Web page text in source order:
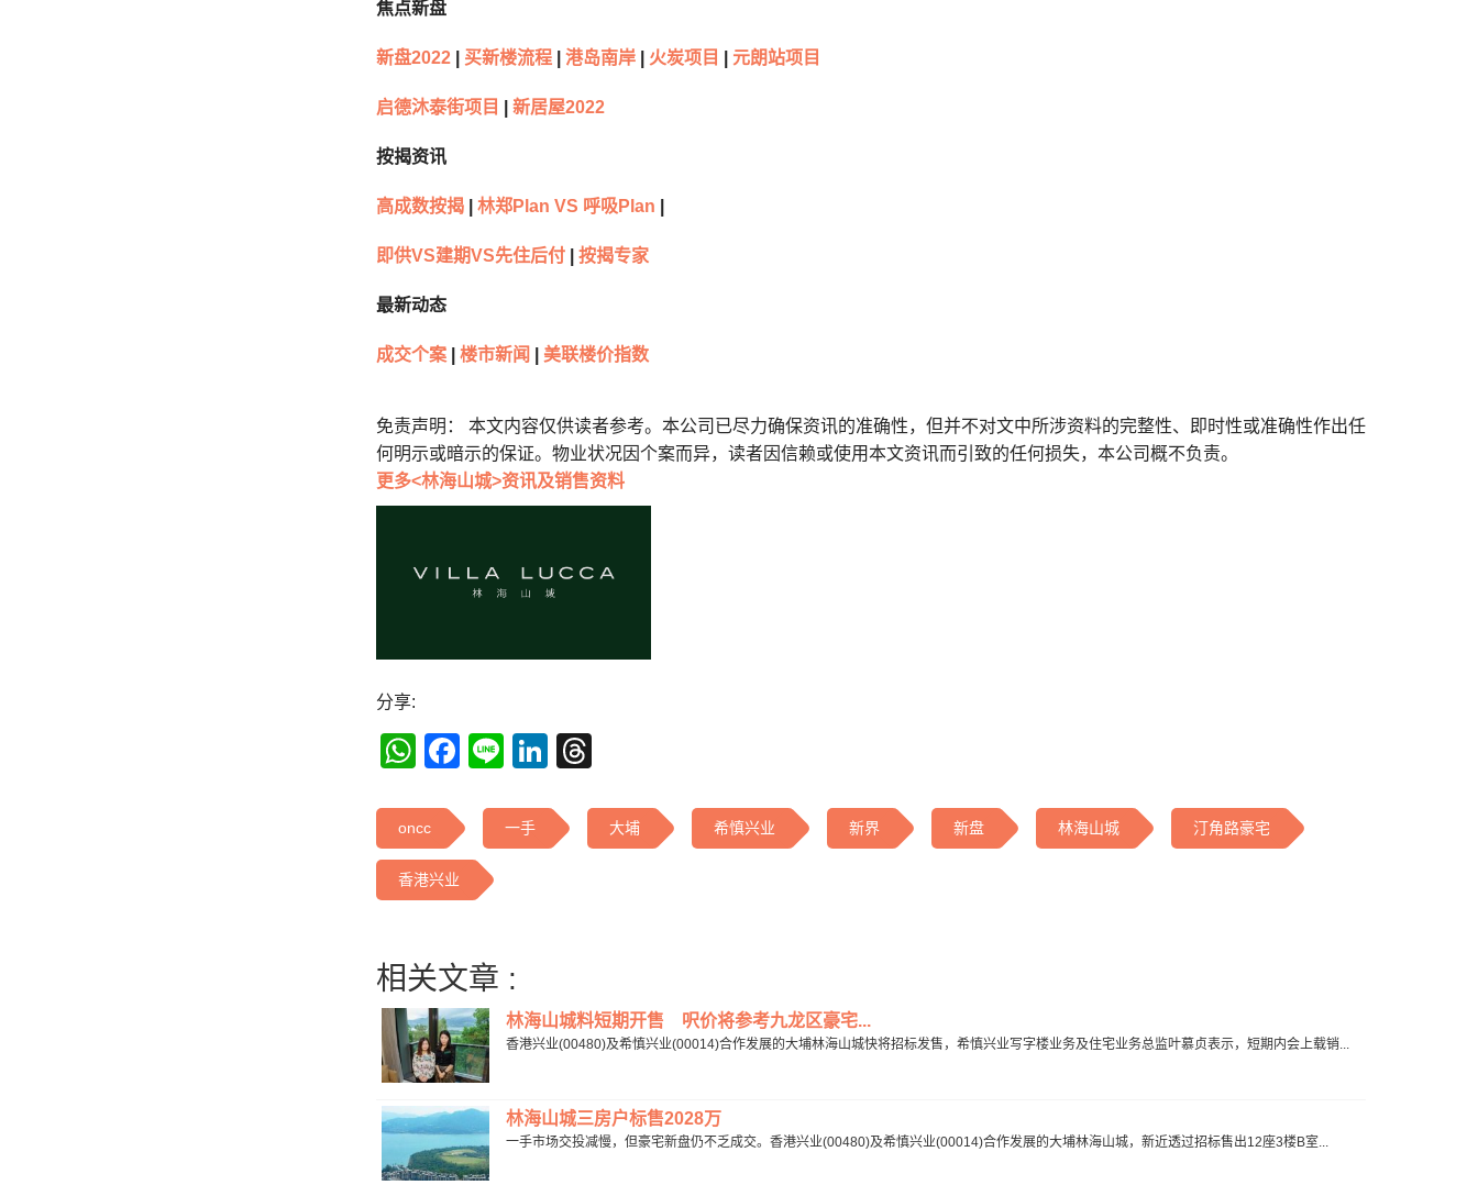
焦点新盘
新盘2022 买新楼流程 港岛南岸 火炭项目 元朗站项目
启德沐泰街项目 新居屋2022
按揭资讯
高成数按揭 林郑Plan VS 呼吸Plan
即供VS建期VS先住后付 按揭专家
最新动态
成交个案 楼市新闻 美联楼价指数
免责声明： 本文内容仅供读者参考。本公司已尽力确保资讯的准确性，但并不对文中所涉资料的完整性、即时性或准确性作出任
何明示或暗示的保证。物业状况因个案而异，读者因信赖或使用本文资讯而引致的任何损失，本公司概不负责。
更多<林海山城>资讯及销售资料
分享:
WhatsApp
Facebook
LineLinkedIn
oncc 一手 大埔 希慎兴业 新界 新盘 林海山城 汀角路豪宅
香港兴业
相关文章 :
林海山城料短期开售 呎价将参考九龙区豪宅...
香港兴业(00480)及希慎兴业(00014)合作发展的大埔林海山城快将招标发售，希慎兴业写字楼业务及住宅业务总监叶慕贞表示，短期内会上载销...
林海山城三房户标售2028万
一手市场交投减慢，但豪宅新盘仍不乏成交。香港兴业(00480)及希慎兴业(00014)合作发展的大埔林海山城，新近透过招标售出12座3楼B室...